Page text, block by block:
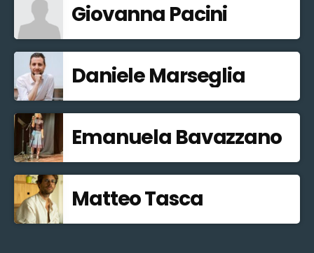
Giovanna Pacini
Daniele Marseglia
Emanuela Bavazzano
Matteo Tasca